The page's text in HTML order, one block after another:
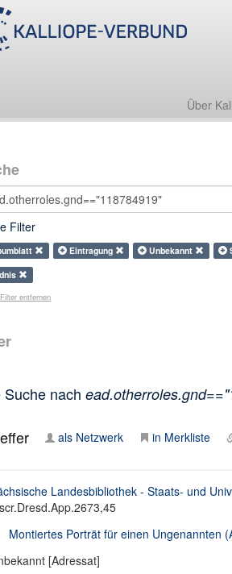
Über
Filter
Eintragung Unbekannt
entfernen
Suche nach
als Netzwerk in Merkliste
Landesbibliothek - Staats- und
Montiertes Porträt für einen Ungenannten
[Adressat]